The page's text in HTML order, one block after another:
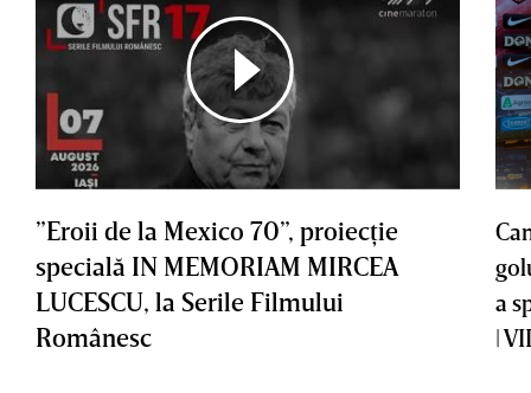
”Eroii de la Mexico 70”, proiecţie
specială IN MEMORIAM MIRCEA
LUCESCU, la Serile Filmului
Românesc
a
|